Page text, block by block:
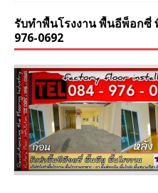
รับทำพื้นโรงงาน พื้นอีพ็อกซี่
976-0692